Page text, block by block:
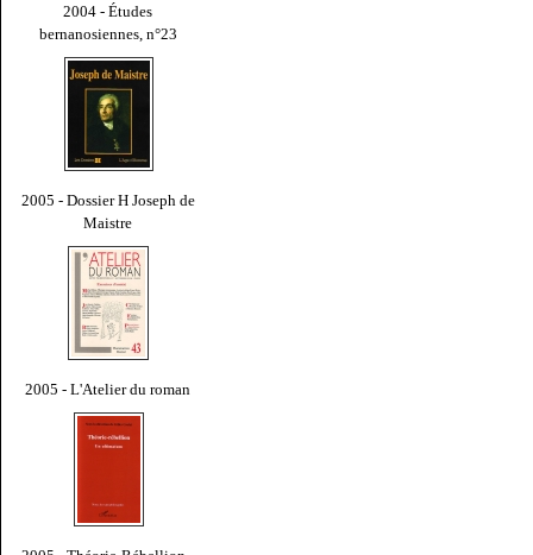
2004 - Études
bernanosiennes, n°23
2005 - Dossier H Joseph de
Maistre
2005 - L'Atelier du roman